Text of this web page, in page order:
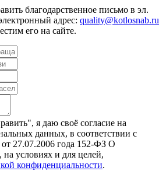
благодарственное письмо в эл.
адрес: quality@kotlosnab.ru
его на сайте.
я даю своё согласие на
данных, в соответствии с
27.07.2006 года 152-ФЗ О
условиях и для целей,
конфиденциальности.